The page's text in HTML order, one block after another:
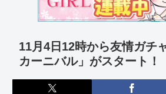
11月4日12時から友情ガチ
カーニバル」がスタート！